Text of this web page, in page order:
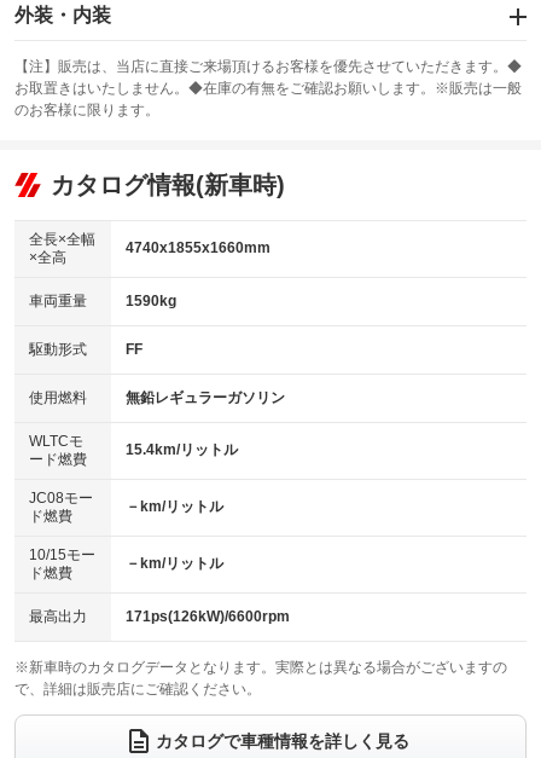
エアバッグ：運転席/助手席/サイド
：装備あり
：装備なし
サンルーフ
：装備あり ABS
リフトアップ
：装備なし
：装備なし
パワーウィンドウ
アイドリングストップ
：装備なし
USB入力端子
：装備あり
100V電源
：装備なし
センターデフロック
：装備なし
電動格納ミラー
：装備あり
外装・内装
カーナビ：メモリーナビ他
：装備あり
TV：フルセグ
：装備あり
ビジュアル
：装備なし
：装備あり
革シート
キーレス
HID(キセノンライト)
：装備なし
バックカメラ
：装備あり
エアロ
：装備なし
：装備なし
パワーシート
ベンチシート
：装備なし
チップアップシート
：装備なし
：装備なし ：装備なし
ウォークスルー
：装備なし
電動リアゲート フロントカメラ
：装備あり
【注】販売は、当店に直接ご来場頂けるお客様を優先させていただきます。◆
お取置きはいたしません。◆在庫の有無をご確認お願いします。※販売は一般
のお客様に限ります。
カタログ情報(新車時)
全長×全幅
×全高
4740x1855x1660mm
車両重量 1590kg
駆動形式 FF
使用燃料 無鉛レギュラーガソリン
WLTCモ
ード燃費
15.4km/リットル
JC08モー
ド燃費
－km/リットル
10/15モー
ド燃費
－km/リットル
最高出力 171ps(126kW)/6600rpm
※新車時のカタログデータとなります。実際とは異なる場合がございますの
で、詳細は販売店にご確認ください。
カタログで車種情報を詳しく見る